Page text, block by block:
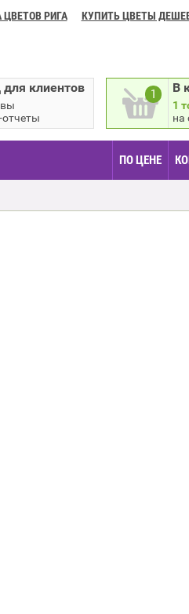
РИГА КУПИТЬ ЦВЕТЫ
1 В
1
на
для клиентов
ПО ЦЕНЕ